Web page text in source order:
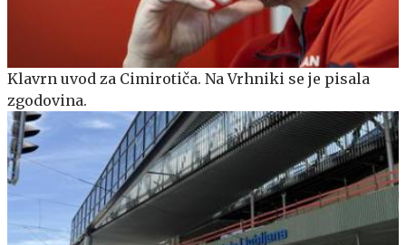
Klavrn uvod za Cimirotiča. Na Vrhniki se je pisala
zgodovina.